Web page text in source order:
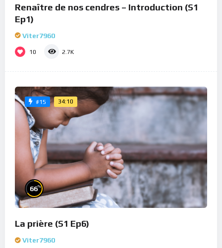
Renaître de nos cendres – Introduction (S1
Ep1)
Viter7960
10 2.7K
#15 34:10
66%
La prière (S1 Ep6)
Viter7960